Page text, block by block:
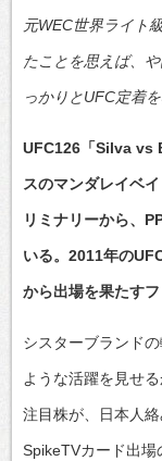
元WEC世界ライト
たことを思えば、
っかりとUFC定着
UFC126「Silva vs
スのマンダレイベ
リミナリーから、
いる。2011年の
から出場を果たすフ
シスターブランド
ような活躍を見せ
注目株が、日本人
SpikeTVカード出場